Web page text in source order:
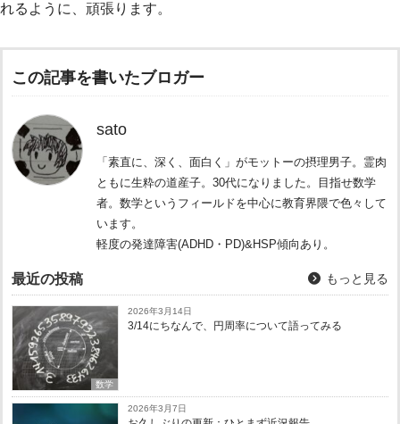
れるように、頑張ります。
この記事を書いたブロガー
sato
「素直に、深く、面白く」がモットーの摂理男子。霊肉
ともに生粋の道産子。30代になりました。目指せ数学
者。数学というフィールドを中心に教育界隈で色々して
います。
軽度の発達障害(ADHD・PD)&HSP傾向あり。
最近の投稿 もっと見る
数学
2026年3月14日
3/14にちなんで、円周率について語ってみる
2026年3月7日